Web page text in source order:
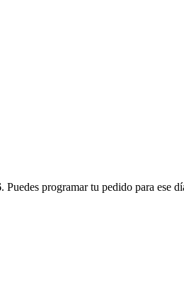
. Puedes programar tu pedido para ese